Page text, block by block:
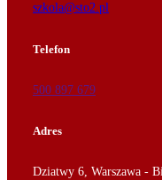
szkola@sto2.pl
Telefon
500 897 679
Adres
Dziatwy 6, Warszawa -